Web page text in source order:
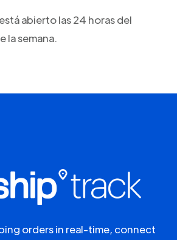
abierto las 24 horas del
la semana.
orders in real-time, connect